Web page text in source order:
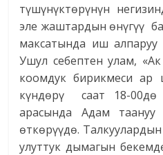
түшүнүктөрүнүн
эле жаштардын өнүгүү
максатында иш алпаруу
Ушул себептен улам,
коомдук бирикмеси
күндөрү саат 18-00дө
арасында Адам таануу
өткөрүүдө.
улуттук дымагын